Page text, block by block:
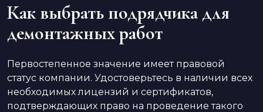
Как выбрать подрядчика для
демонтажных работ
Первостепенное значение имеет правовой
статус компании. Удостоверьтесь в наличии всех
необходимых лицензий и сертификатов,
подтверждающих право на проведение такого